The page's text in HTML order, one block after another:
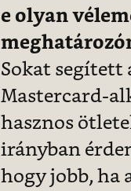
e olyan
Sokat segített
Mastercard-
hasznos
irányban
hogy jobb, ha